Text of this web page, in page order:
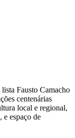
Fausto Camacho
centenárias
local e regional,
e espaço de